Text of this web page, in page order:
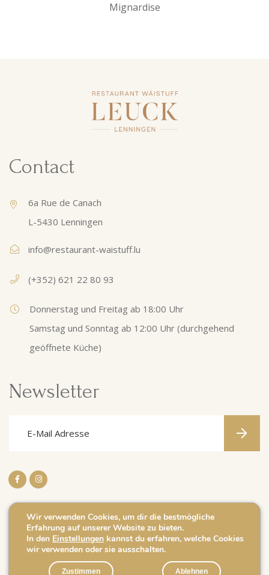
Mignardise
Contact
6a Rue de Canach
L-5430 Lenningen
info@restaurant-waistuff.lu
(+352) 621 22 80 93
Donnerstag und Freitag ab 18:00 Uhr
Samstag und Sonntag ab 12:00 Uhr (durchgehend
geöffnete Küche)
Newsletter
Impressum
Datenschutz
Caves J. Leuck-Thull
Wir verwenden Cookies, um dir die bestmögliche
Erfahrung auf unserer Website zu bieten.
In den Einstellungen kannst du erfahren, welche Cookies
wir verwenden oder sie ausschalten.
Zustimmen Ablehnen